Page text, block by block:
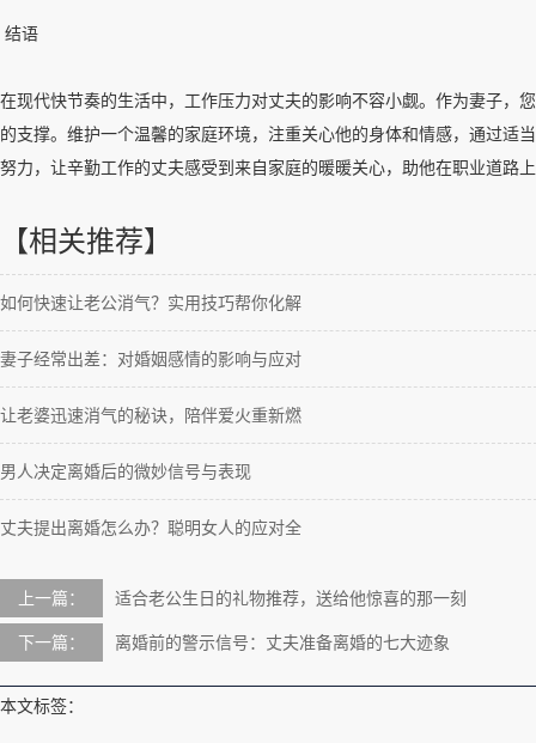
结语
在现代快节奏的生活中，工作压力对丈夫的影响不容小觑。作为妻子，
的支撑。维护一个温馨的家庭环境，注重关心他的身体和情感，通过适
努力，让辛勤工作的丈夫感受到来自家庭的暖暖关心，助他在职业道路
【相关推荐】
如何快速让老公消气？实用技巧帮你化解
妻子经常出差：对婚姻感情的影响与应对
让老婆迅速消气的秘诀，陪伴爱火重新燃
男人决定离婚后的微妙信号与表现
丈夫提出离婚怎么办？聪明女人的应对全
上一篇： 适合老公生日的礼物推荐，送给他惊喜的那一刻
下一篇： 离婚前的警示信号：丈夫准备离婚的七大迹象
本文标签：